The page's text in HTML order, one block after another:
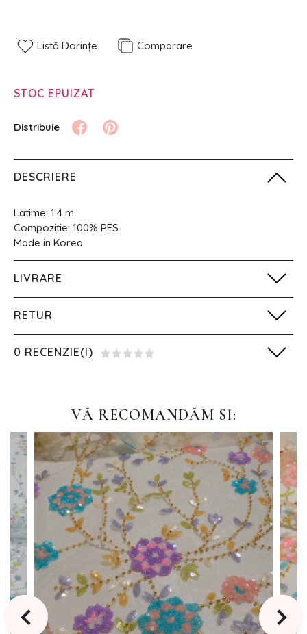
Listă Dorințe Comparare
STOC EPUIZAT
DESCRIERE
Latime: 1.4 m
Compozitie: 100% PES
Made in Korea
LIVRARE
RETUR
0 RECENZIE(I)
VĂ RECOMANDĂM SI: